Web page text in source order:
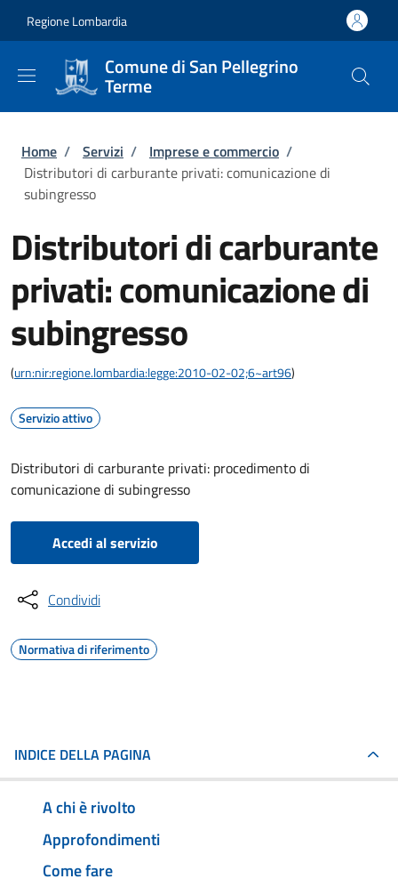
Regione Lombardia
Comune di San Pellegrino
Terme
Briciole di pane
Home / Servizi / Imprese e commercio /
Distributori di carburante privati: comunicazione di
subingresso
Distributori di carburante
privati: comunicazione di
subingresso
(urn:nir:regione.lombardia:legge:2010-02-02;6~art96)
Servizio attivo
Distributori di carburante privati: procedimento di
comunicazione di subingresso
Accedi al servizio
Condividi
Normativa di riferimento
INDICE DELLA PAGINA
A chi è rivolto
Approfondimenti
Come fare